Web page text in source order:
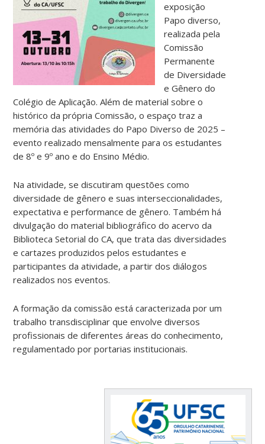
exposição
Papo diverso,
realizada pela
Comissão
Permanente
de Diversidade
e Gênero do
Colégio de Aplicação. Além de material sobre o
histórico da própria Comissão, o espaço traz a
memória das atividades do Papo Diverso de 2025 –
evento realizado mensalmente para os estudantes
de 8º e 9º ano e do Ensino Médio.
Na atividade, se discutiram questões como
diversidade de gênero e suas interseccionalidades,
expectativa e performance de gênero. Também há
divulgação do material bibliográfico do acervo da
Biblioteca Setorial do CA, que trata das diversidades
e cartazes produzidos pelos estudantes e
participantes da atividade, a partir dos diálogos
realizados nos eventos.
A formação da comissão está caracterizada por um
trabalho transdisciplinar que envolve diversos
profissionais de diferentes áreas do conhecimento,
regulamentado por portarias institucionais.